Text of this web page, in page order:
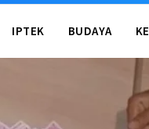
IPTEK BUDAYA